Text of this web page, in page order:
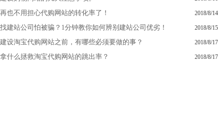
再也不用担心代购网站的转化率了！ 2018/8/14
找建站公司怕被骗？1分钟教你如何辨别建站公司优劣！ 2018/8/15
建设淘宝代购网站之前，有哪些必须要做的事？ 2018/8/17
拿什么拯救淘宝代购网站的跳出率？ 2018/8/17